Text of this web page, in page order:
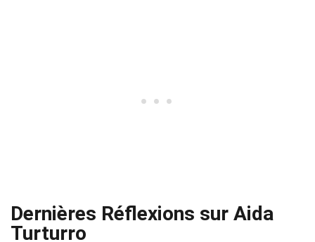
Dernières Réflexions sur Aida
Turturro